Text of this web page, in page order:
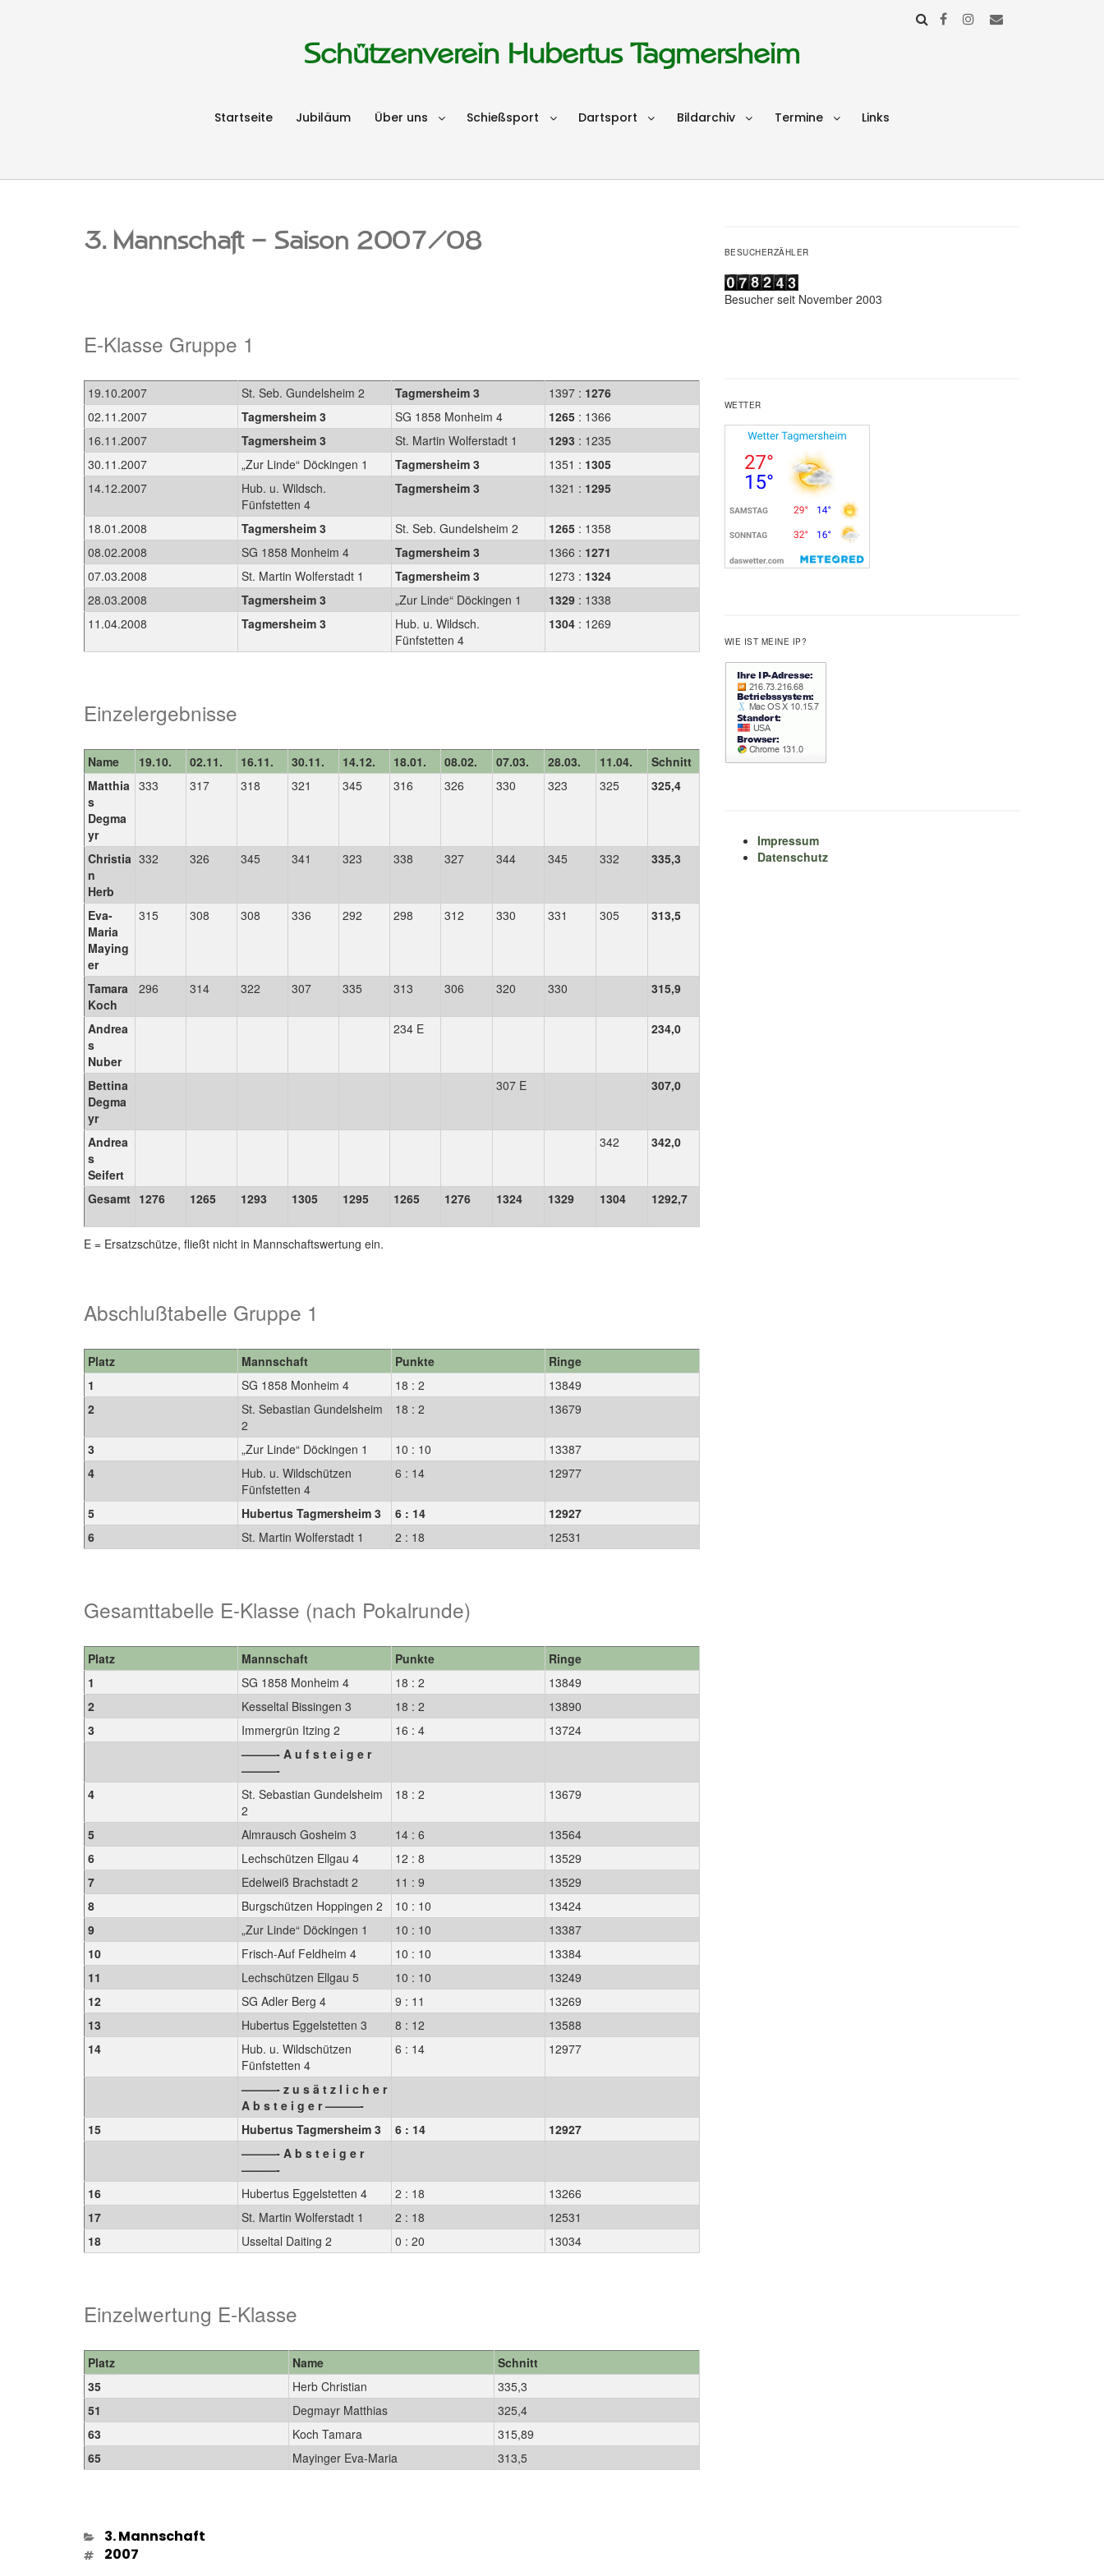
Schützenverein Hubertus Tagmersheim
Startseite Jubiläum Über uns Schießsport Dartsport Bildarchiv Termine Links
3. Mannschaft – Saison 2007/08
E-Klasse Gruppe 1
19.10.2007 St. Seb. Gundelsheim 2 Tagmersheim 3 1397 : 1276
02.11.2007
Tagmersheim 3 SG 1858 Monheim 4 1265 : 1366
16.11.2007
Tagmersheim 3 St. Martin Wolferstadt 1 1293 : 1235
30.11.2007
„Zur Linde“ Döckingen 1 Tagmersheim 3 1351 : 1305
14.12.2007
Hub. u. Wildsch.
Fünfstetten 4
Tagmersheim 3 1321 : 1295
18.01.2008 Tagmersheim 3 St. Seb. Gundelsheim 2 1265 : 1358
08.02.2008
SG 1858 Monheim 4 Tagmersheim 3 1366 : 1271
07.03.2008
St. Martin Wolferstadt 1 Tagmersheim 3 1273 : 1324
28.03.2008
Tagmersheim 3 „Zur Linde“ Döckingen 1 1329 : 1338
11.04.2008
Tagmersheim 3
Hub. u. Wildsch.
Fünfstetten 4
1304 : 1269
Einzelergebnisse
Name 19.10. 02.11. 16.11. 30.11. 14.12. 18.01. 08.02. 07.03. 28.03. 11.04.
Schnitt
Matthia
s
Degma
yr
333 317 318 321 345 316 326 330 323 325 325,4
Christia
n
Herb
332 326 345 341 323 338 327 344 345 332 335,3
Eva-
Maria
Maying
er
315 308 308 336 292 298 312 330 331 305 313,5
Tamara
Koch
296 314 322 307 335 313 306 320 330 315,9
Andrea
s
Nuber
234 E 234,0
Bettina
Degma
yr
307 E 307,0
Andrea
s
Seifert
342 342,0
Gesamt 1276 1265 1293 1305 1295 1265 1276 1324 1329 1304 1292,7
E = Ersatzschütze, fließt nicht in Mannschaftswertung ein.
Abschlußtabelle Gruppe 1
Platz Mannschaft Punkte
Ringe
1
SG 1858 Monheim 4 18 : 2
13849
2
St. Sebastian Gundelsheim
2
18 : 2 13679
3 „Zur Linde“ Döckingen 1 10 : 10
13387
4
Hub. u. Wildschützen
Fünfstetten 4
6 : 14 12977
5 Hubertus Tagmersheim 3 6 : 14
12927
6
St. Martin Wolferstadt 1 2 : 18 12531
Gesamttabelle E-Klasse (nach Pokalrunde)
Platz Mannschaft Punkte
Ringe
1
SG 1858 Monheim 4 18 : 2
13849
2
Kesseltal Bissingen 3 18 : 2
13890
3
Immergrün Itzing 2 16 : 4
13724
———- A u f s t e i g e r
———-
4
St. Sebastian Gundelsheim
2
18 : 2 13679
5 Almrausch Gosheim 3 14 : 6
13564
6
Lechschützen Ellgau 4 12 : 8
13529
7
Edelweiß Brachstadt 2 11 : 9
13529
8
Burgschützen Hoppingen 2 10 : 10
13424
9
„Zur Linde“ Döckingen 1 10 : 10
13387
10
Frisch-Auf Feldheim 4 10 : 10
13384
11
Lechschützen Ellgau 5 10 : 10
13249
12
SG Adler Berg 4 9 : 11
13269
13
Hubertus Eggelstetten 3 8 : 12
13588
14
Hub. u. Wildschützen
Fünfstetten 4
6 : 14 12977
———- z u s ä t z l i c h e r
A b s t e i g e r ———-
15
Hubertus Tagmersheim 3 6 : 14
12927
———- A b s t e i g e r
———-
16
Hubertus Eggelstetten 4 2 : 18
13266
17
St. Martin Wolferstadt 1 2 : 18
12531
18
Usseltal Daiting 2 0 : 20 13034
Einzelwertung E-Klasse
Platz Name
Schnitt
35
Herb Christian
335,3
51
Degmayr Matthias
325,4
63
Koch Tamara
315,89
65
Mayinger Eva-Maria 313,5
Kategorien
3. Mannschaft
Schlagwörter
2007
BESUCHERZÄHLER
Besucher seit November 2003
WETTER
WIE IST MEINE IP?
Impressum
Datenschutz